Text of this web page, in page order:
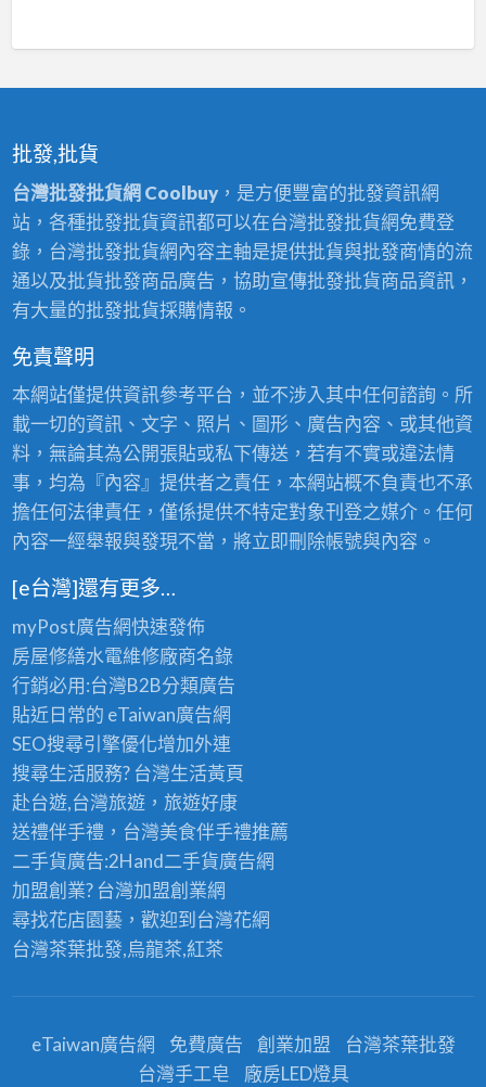
批發,批貨
台灣批發批貨網 Coolbuy，是方便豐富的批發資訊網
站，各種批發批貨資訊都可以在台灣批發批貨網免費登
錄，台灣批發批貨網內容主軸是提供批貨與批發商情的流
通以及批貨批發商品廣告，協助宣傳批發批貨商品資訊，
有大量的批發批貨採購情報。
免責聲明
本網站僅提供資訊參考平台，並不涉入其中任何諮詢。所
載一切的資訊、文字、照片、圖形、廣告內容、或其他資
料，無論其為公開張貼或私下傳送，若有不實或違法情
事，均為『內容』提供者之責任，本網站概不負責也不承
擔任何法律責任，僅係提供不特定對象刊登之媒介。任何
內容一經舉報與發現不當，將立即刪除帳號與內容。
[e台灣]還有更多…
myPost廣告網快速發佈
房屋修繕水電維修廠商名錄
行銷必用:台灣B2B分類廣告
貼近日常的 eTaiwan廣告網
SEO搜尋引擎優化增加外連
搜尋生活服務? 台灣生活黃頁
赴台遊,台灣旅遊，旅遊好康
送禮伴手禮，台灣美食伴手禮推薦
二手貨廣告:2Hand二手貨廣告網
加盟創業? 台灣加盟創業網
尋找花店園藝，歡迎到台灣花網
台灣茶葉批發,烏龍茶,紅茶
eTaiwan廣告網 免費廣告 創業加盟
台灣茶葉批發
台灣手工皂
廠房LED燈具